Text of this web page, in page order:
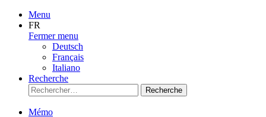
Menu
FR
Fermer menu
Deutsch
Français
Italiano
Recherche
Recherche
Mémo